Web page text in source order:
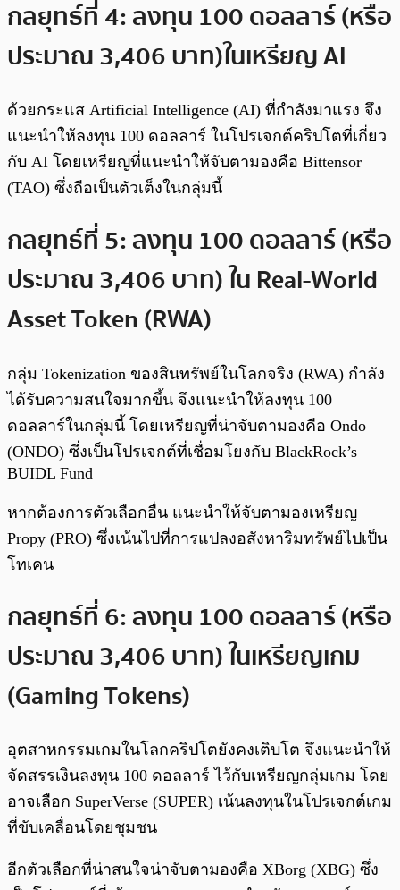
กลยุทธ์ที่ 4: ลงทุน 100 ดอลลาร์ (หรือ
ประมาณ 3,406 บาท)ในเหรียญ AI
ด้วยกระแส Artificial Intelligence (AI) ที่กำลังมาแรง จึง
แนะนำให้ลงทุน 100 ดอลลาร์ ในโปรเจกต์คริปโตที่เกี่ยว
กับ AI โดยเหรียญที่แนะนำให้จับตามองคือ Bittensor
(TAO) ซึ่งถือเป็นตัวเต็งในกลุ่มนี้
กลยุทธ์ที่ 5: ลงทุน 100 ดอลลาร์ (หรือ
ประมาณ 3,406 บาท) ใน Real-World
Asset Token (RWA)
กลุ่ม Tokenization ของสินทรัพย์ในโลกจริง (RWA) กำลัง
ได้รับความสนใจมากขึ้น จึงแนะนำให้ลงทุน 100
ดอลลาร์ในกลุ่มนี้ โดยเหรียญที่น่าจับตามองคือ Ondo
(ONDO) ซึ่งเป็นโปรเจกต์ที่เชื่อมโยงกับ BlackRock’s
BUIDL Fund
หากต้องการตัวเลือกอื่น แนะนำให้จับตามองเหรียญ
Propy (PRO) ซึ่งเน้นไปที่การแปลงอสังหาริมทรัพย์ไปเป็น
โทเคน
กลยุทธ์ที่ 6: ลงทุน 100 ดอลลาร์ (หรือ
ประมาณ 3,406 บาท) ในเหรียญเกม
(Gaming Tokens)
อุตสาหกรรมเกมในโลกคริปโตยังคงเติบโต จึงแนะนำให้
จัดสรรเงินลงทุน 100 ดอลลาร์ ไว้กับเหรียญกลุ่มเกม โดย
อาจเลือก SuperVerse (SUPER) เน้นลงทุนในโปรเจกต์เกม
ที่ขับเคลื่อนโดยชุมชน
อีกตัวเลือกที่น่าสนใจน่าจับตามองคือ XBorg (XBG) ซึ่ง